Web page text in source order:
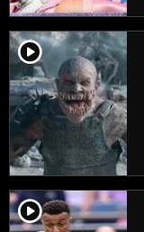
player2
player2